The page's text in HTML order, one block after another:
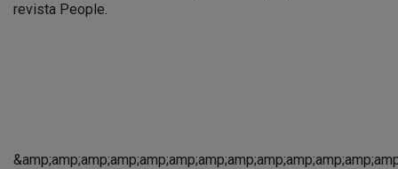
revista People.